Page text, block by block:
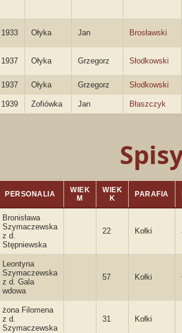
1933 Ołyka Jan Brosławski
1937 Ołyka Grzegorz Słodkowski
1937 Ołyka Grzegorz Słodkowski
1939 Zofiówka Jan Błaszczyk
PERSONALIA
WIEK
M
WIEK
K
PARAFIA
Bronisława
Szymaczewska
z d.
Stępniewska
22 Kołki
Leontyna
Szymaczewska
z d. Gala
wdowa
57 Kołki
żona Filomena
z d.
Szymaczewska
31 Kołki